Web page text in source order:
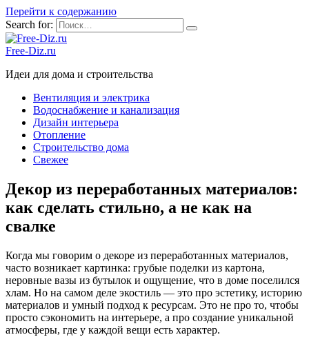
Перейти к содержанию
Search for:
Free-Diz.ru
Идеи для дома и строительства
Вентиляция и электрика
Водоснабжение и канализация
Дизайн интерьера
Отопление
Строительство дома
Свежее
Декор из переработанных материалов:
как сделать стильно, а не как на
свалке
Когда мы говорим о декоре из переработанных материалов,
часто возникает картинка: грубые поделки из картона,
неровные вазы из бутылок и ощущение, что в доме поселился
хлам. Но на самом деле экостиль — это про эстетику, историю
материалов и умный подход к ресурсам. Это не про то, чтобы
просто сэкономить на интерьере, а про создание уникальной
атмосферы, где у каждой вещи есть характер.